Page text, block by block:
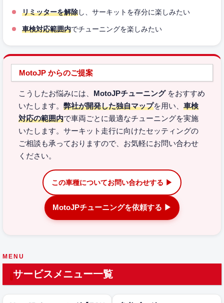
リミッターを解除し、サーキットを存分に楽しみたい
車検対応範囲内でチューニングを楽しみたい
MotoJP からのご提案
こうしたお悩みには、 MotoJPチューニングをおすすめ
いたします。 弊社が開発した独自マップを用い、 車検
対応の範囲内で車両ごとに最適なチューニングを実施
いたします。サーキット走行に向けたセッティングの
ご相談も承っておりますので、お気軽にお問い合わせ
ください。
この車種についてお問い合わせする ▶
MotoJPチューニングを依頼する ▶
MENU
サービスメニュー一覧